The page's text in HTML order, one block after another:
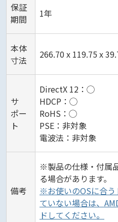
保証
期間
1年
本体
寸法
266.70 x 119.75 x
サ
ポー
ト
DirectX 12：◯
HDCP：◯
RoHS：◯
PSE：非対象
電波法：非対象
備考
※製品の仕様・付属
る場合があります。
※お使いのOSに合う
ていない場合は、
ドしてください。